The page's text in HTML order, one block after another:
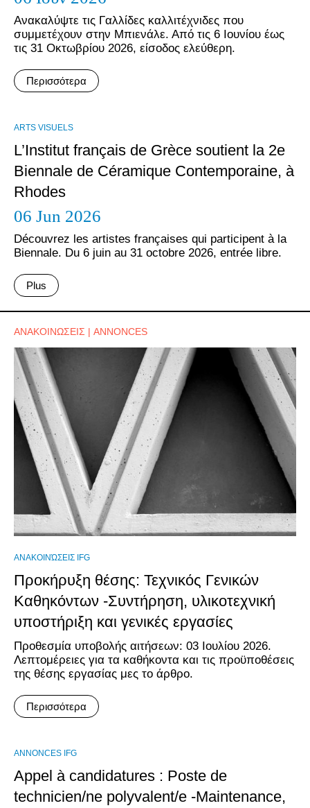
Ανακαλύψτε τις Γαλλίδες καλλιτέχνιδες που
συμμετέχουν στην Μπιενάλε. Από τις 6 Ιουνίου έως
τις 31 Οκτωβρίου 2026, είσοδος ελεύθερη.
Περισσότερα
ARTS VISUELS
L’Institut français de Grèce soutient la 2e
Biennale de Céramique Contemporaine, à
Rhodes
06 Jun 2026
Découvrez les artistes françaises qui participent à la
Biennale. Du 6 juin au 31 octobre 2026, entrée libre.
Plus
ΑΝΑΚΟΙΝΩΣΕΙΣ | ANNONCES
ΑΝΑΚΟΙΝΏΣΕΙΣ IFG
Προκήρυξη θέσης: Τεχνικός Γενικών
Καθηκόντων -Συντήρηση, υλικοτεχνική
υποστήριξη και γενικές εργασίες
Προθεσμία υποβολής αιτήσεων: 03 Ιουλίου 2026.
Λεπτομέρειες για τα καθήκοντα και τις προϋποθέσεις
της θέσης εργασίας μες το άρθρο.
Περισσότερα
ANNONCES IFG
Appel à candidatures : Poste de
technicien/ne polyvalent/e -Maintenance,